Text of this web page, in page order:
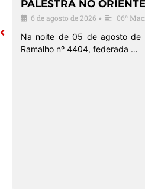
PALESTRA NO
6 de agosto de 2026 • 06ª
Na noite de 05 de agosto de
Ramalho nº 4404, federada …